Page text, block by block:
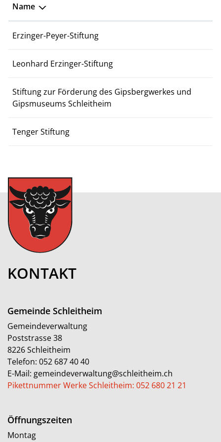
Name
Erzinger-Peyer-Stiftung
Leonhard Erzinger-Stiftung
Stiftung zur Förderung des Gipsbergwerkes und
Gipsmuseums Schleitheim
Tenger Stiftung
KONTAKT
Gemeinde Schleitheim
Gemeindeverwaltung
Poststrasse 38
8226 Schleitheim
Telefon: 052 687 40 40
E-Mail: gemeindeverwaltung@schleitheim.ch
Pikettnummer Werke Schleitheim: 052 680 21 21
Öffnungszeiten
Montag